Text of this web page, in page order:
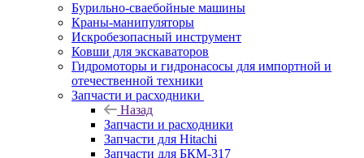
Бурильно-сваебойные машины
Краны-манипуляторы
Искробезопасный инструмент
Ковши для экскаваторов
Гидромоторы и гидронасосы для импортной и
отечественной техники
Запчасти и расходники
Назад
Запчасти и расходники
Запчасти для Hitachi
Запчасти для БКМ-317